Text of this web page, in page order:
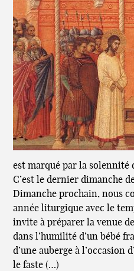
est marqué par la solennité
C’est le dernier dimanche
Dimanche prochain, nous
année liturgique avec le
invite à préparer la venue
dans l’humilité d’un bébé
d’une auberge à l’occasion
le faste (…)